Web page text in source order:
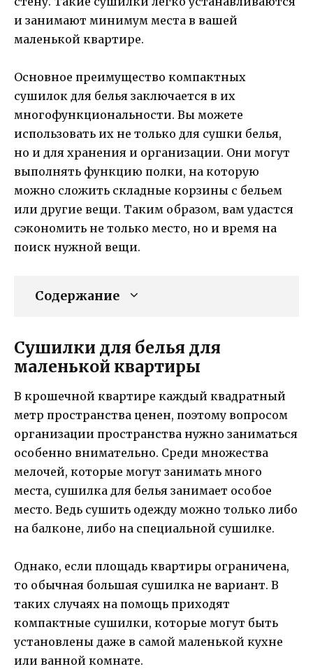
и занимают минимум места в вашей
маленькой квартире.
Основное преимущество компактных
сушилок для белья заключается в их
многофункциональности. Вы можете
использовать их не только для сушки белья,
но и для хранения и организации. Они могут
выполнять функцию полки, на которую
можно сложить складные корзины с бельем
или другие вещи. Таким образом, вам удастся
сэкономить не только место, но и время на
поиск нужной вещи.
Содержание
Сушилки для белья для
маленькой квартиры
В крошечной квартире каждый квадратный
метр пространства ценен, поэтому вопросом
организации пространства нужно заниматься
особенно внимательно. Среди множества
мелочей, которые могут занимать много
места, сушилка для белья занимает особое
место. Ведь сушить одежду можно только либо
на балконе, либо на специальной сушилке.
Однако, если площадь квартиры ограничена,
то обычная большая сушилка не вариант. В
таких случаях на помощь приходят
компактные сушилки, которые могут быть
установлены даже в самой маленькой кухне
или ванной комнате.